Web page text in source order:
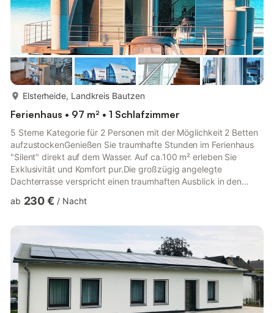
Elsterheide, Landkreis Bautzen
Ferienhaus • 97 m² • 1 Schlafzimmer
5 Sterne Kategorie für 2 Personen mit der Möglichkeit 2 Betten
aufzustockenGenießen Sie traumhafte Stunden im Ferienhaus
"Silent" direkt auf dem Wasser. Auf ca.100 m² erleben Sie
Exklusivität und Komfort pur.Die großzügig angelegte
Dachterrasse verspricht einen traumhaften Ausblick in den
dann spricht man von Erholung. Erleben Sie bei uns die
Ob Sonne tanken am Strand oder an Deck einer unserer
Unterkünfte, hier können Sie abschalten.​Die Gegend rund um
den Geierswalder See...
ab 230 € / Nacht